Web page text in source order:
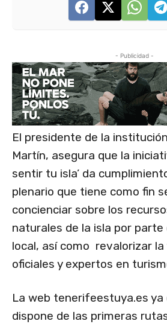
- Publicidad -
El presidente de la
Martín, asegura que la
sentir tu isla’ da
plenario que tiene como fin
concienciar sobre los
naturales de la isla por parte
local, así como revalorizar la
oficiales y expertos en
La web tenerifeestuya.es
dispone de las primeras